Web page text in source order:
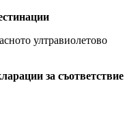
ултравиолетово
за съответствие